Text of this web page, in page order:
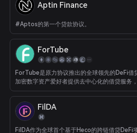
Aptin Finance
#Aptos的第一个贷款协议。
ForTube
ForTube是原力协议推出的全球领先的DeFi借
加密数字资产爱好者提供去中心化的借贷服务
产。ForTube基于智能合约和自动化算法技术
在全球支持随存随取、随借随还。
FilDA
FilDA作为全球首个基于Heco的跨链借贷DeFi